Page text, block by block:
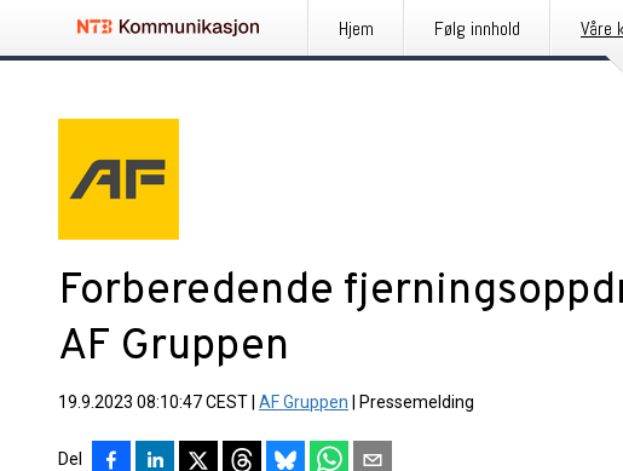
Hjem Følg innhold Våre
Forberedende
AF Gruppen
19.9.2023 08:10:47 CEST AF Gruppen Pressemelding
Del